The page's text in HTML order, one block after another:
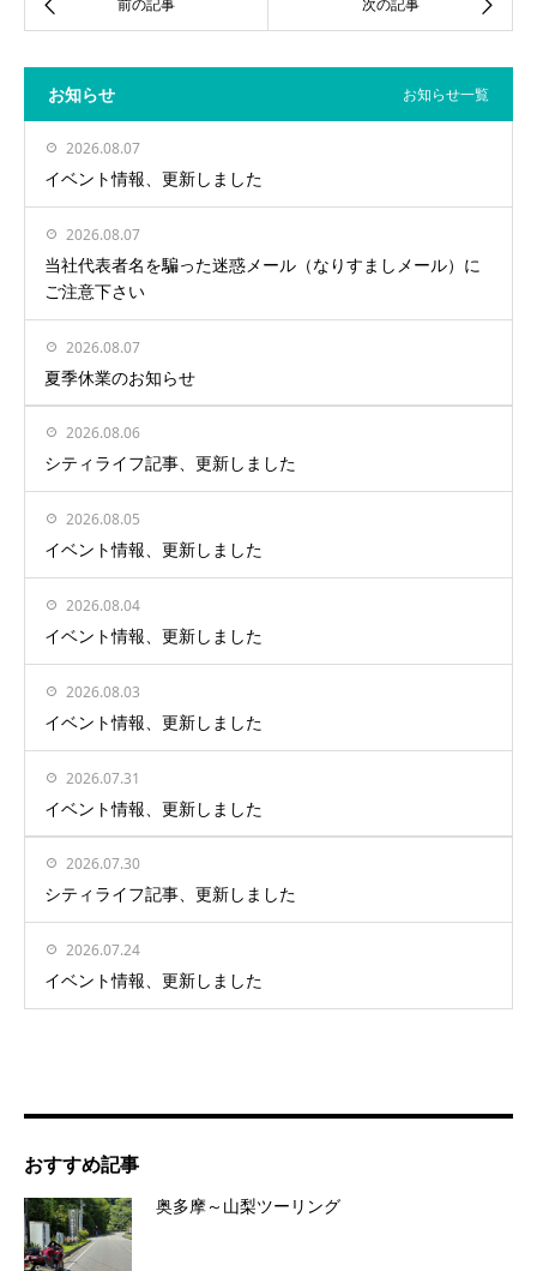
お知らせ お知らせ一覧
2026.08.07
イベント情報、更新しました
2026.08.07
当社代表者名を騙った迷惑メール（なりすましメール）に
ご注意下さい
2026.08.07
夏季休業のお知らせ
2026.08.06
シティライフ記事、更新しました
2026.08.05
イベント情報、更新しました
2026.08.04
イベント情報、更新しました
2026.08.03
イベント情報、更新しました
2026.07.31
イベント情報、更新しました
2026.07.30
シティライフ記事、更新しました
2026.07.24
イベント情報、更新しました
おすすめ記事
奥多摩～山梨ツーリング